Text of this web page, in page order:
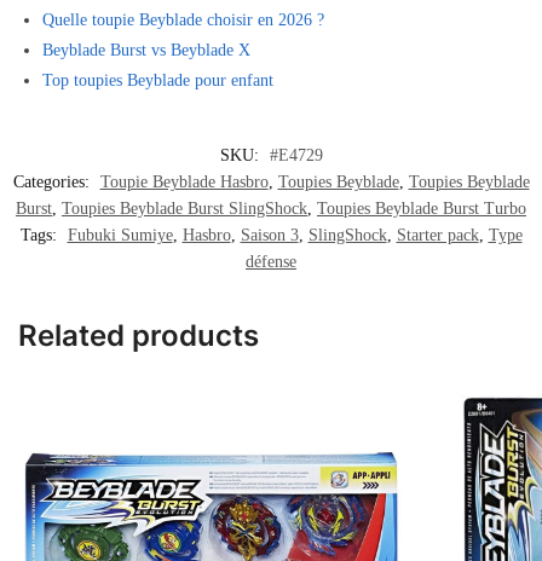
Quelle toupie Beyblade choisir en 2026 ?
Beyblade Burst vs Beyblade X
Top toupies Beyblade pour enfant
SKU:
#E4729
Categories:
Toupie Beyblade Hasbro, Toupies Beyblade, Toupies Beyblade
Burst, Toupies Beyblade Burst SlingShock, Toupies Beyblade Burst Turbo
Tags:
Fubuki Sumiye, Hasbro, Saison 3, SlingShock, Starter pack, Type
défense
Related products